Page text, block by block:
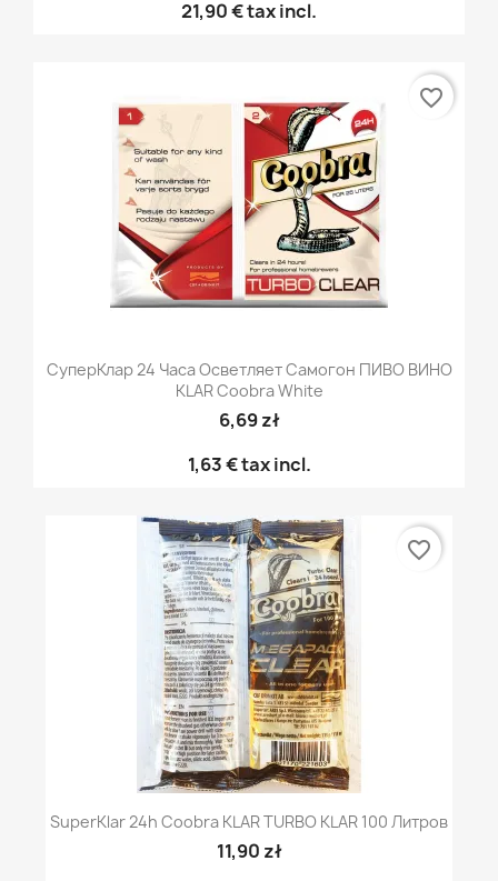
21,90 €tax incl.
СуперКлар 24 Часа Осветляет Самогон ПИВО ВИНО
KLAR Coobra White
6,69 zł
1,63 €tax incl.
favorite_border
SuperKlar 24h Coobra KLAR TURBO KLAR 100 Литров
11,90 zł
favorite_border